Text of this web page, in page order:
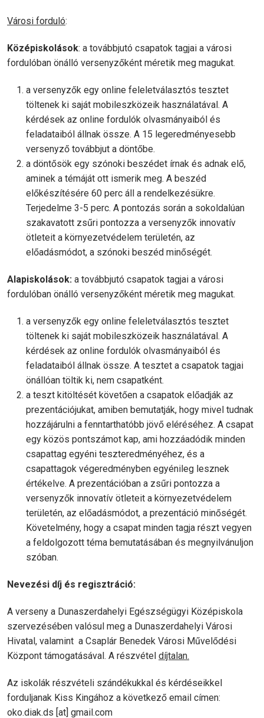
Városi forduló:
Középiskolások: a továbbjutó csapatok tagjai a városi
fordulóban önálló versenyzőként méretik meg magukat.
a versenyzők egy online feleletválasztós tesztet
töltenek ki saját mobileszközeik használatával. A
kérdések az online fordulók olvasmányaiból és
feladataiból állnak össze. A 15 legeredményesebb
versenyző továbbjut a döntőbe.
a döntősök egy szónoki beszédet írnak és adnak elő,
aminek a témáját ott ismerik meg. A beszéd
előkészítésére 60 perc áll a rendelkezésükre.
Terjedelme 3-5 perc. A pontozás során a sokoldalúan
szakavatott zsűri pontozza a versenyzők innovatív
ötleteit a környezetvédelem területén, az
előadásmódot, a szónoki beszéd minőségét.
Alapiskolások: a továbbjutó csapatok tagjai a városi
fordulóban önálló versenyzőként méretik meg magukat.
a versenyzők egy online feleletválasztós tesztet
töltenek ki saját mobileszközeik használatával. A
kérdések az online fordulók olvasmányaiból és
feladataiból állnak össze. A tesztet a csapatok tagjai
önállóan töltik ki, nem csapatként.
a teszt kitöltését követően a csapatok előadják az
prezentációjukat, amiben bemutatják, hogy mivel tudnak
hozzájárulni a fenntarthatóbb jövő eléréséhez. A csapat
egy közös pontszámot kap, ami hozzáadódik minden
csapattag egyéni teszteredményéhez, és a
csapattagok végeredményben egyénileg lesznek
értékelve. A prezentációban a zsűri pontozza a
versenyzők innovatív ötleteit a környezetvédelem
területén, az előadásmódot, a prezentáció minőségét.
Követelmény, hogy a csapat minden tagja részt vegyen
a feldolgozott téma bemutatásában és megnyilvánuljon
szóban.
Nevezési díj és regisztráció:
A verseny a Dunaszerdahelyi Egészségügyi Középiskola
szervezésében valósul meg a Dunaszerdahelyi Városi
Hivatal, valamint a Csaplár Benedek Városi Művelődési
Központ támogatásával. A részvétel díjtalan.
Az iskolák részvételi szándékukkal és kérdéseikkel
forduljanak Kiss Kingához a következő email címen:
oko.diak.ds [at] gmail.com